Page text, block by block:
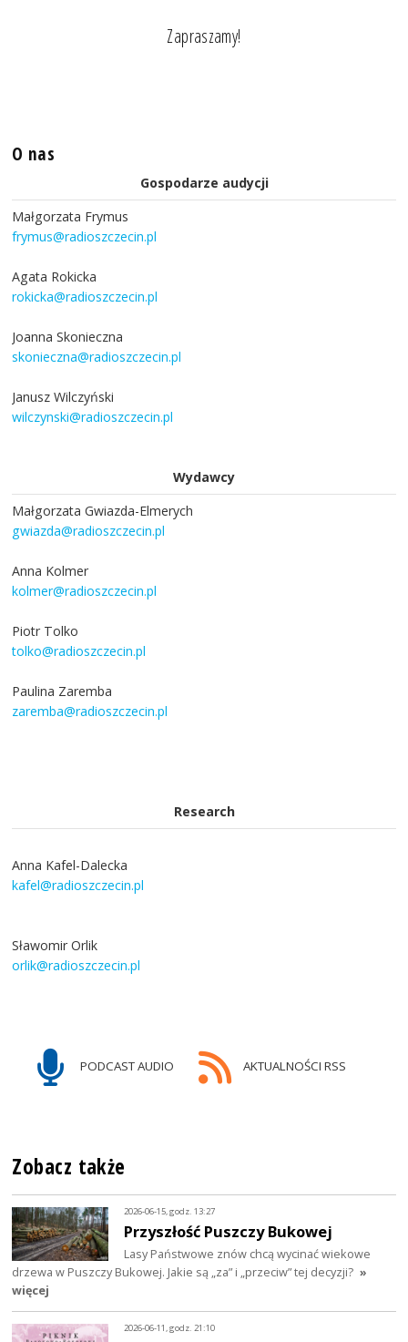
Zapraszamy!
O nas
Gospodarze audycji
Małgorzata Frymus
frymus@radioszczecin.pl
Agata Rokicka
rokicka@radioszczecin.pl
Joanna Skonieczna
skonieczna@radioszczecin.pl
Janusz Wilczyński
wilczynski@radioszczecin.pl
Wydawcy
Małgorzata Gwiazda-Elmerych
gwiazda@radioszczecin.pl
Anna Kolmer
kolmer@radioszczecin.pl
Piotr Tolko
tolko@radioszczecin.pl
Paulina Zaremba
zaremba@radioszczecin.pl
Research
Anna Kafel-Dalecka
kafel@radioszczecin.pl
Sławomir Orlik
orlik@radioszczecin.pl
PODCAST AUDIO AKTUALNOŚCI RSS
Zobacz także
2026-06-15, godz. 13:27
Przyszłość Puszczy Bukowej
Lasy Państwowe znów chcą wycinać wiekowe
drzewa w Puszczy Bukowej. Jakie są „za” i „przeciw” tej decyzji? »
więcej
2026-06-11, godz. 21:10